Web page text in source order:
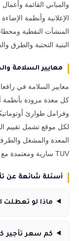
والمباني القائمة
الإعلانية وأنظمة
المنشآت النفطية
البنية التحتية والطرق
معايير السلامة
معايير السلامة في
كل معدة مزودة
وفرامل طوارئ
لكل موقع تشمل تقييم
المعدة والمشغل
TUV سارية ومعتمدة مع كل معدة.
أسئلة شائعة عن
ماذا لو تعطلت
كم سعر تأجير